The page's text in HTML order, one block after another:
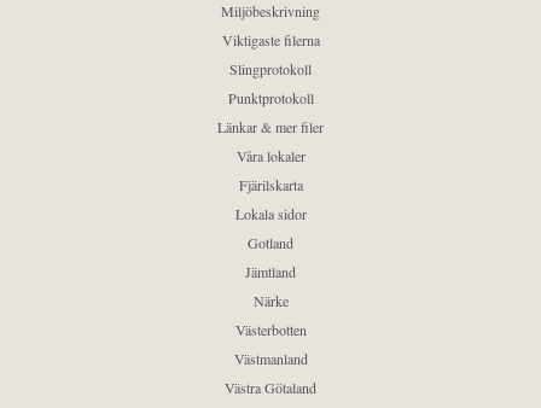
Miljöbeskrivning
Viktigaste filerna
Slingprotokoll
Punktprotokoll
Länkar & mer filer
Våra lokaler
Fjärilskarta
Lokala sidor
Gotland
Jämtland
Närke
Västerbotten
Västmanland
Västra Götaland